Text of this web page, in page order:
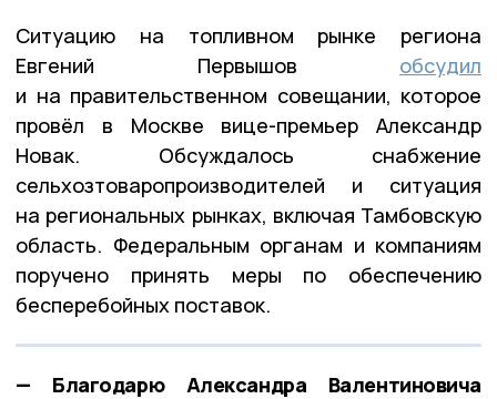
Ситуацию на топливном рынке региона
Евгений Первышов обсудил
и на правительственном совещании, которое
провёл в Москве вице-премьер Александр
Новак. Обсуждалось снабжение
сельхозтоваропроизводителей и ситуация
на региональных рынках, включая Тамбовскую
область. Федеральным органам и компаниям
поручено принять меры по обеспечению
бесперебойных поставок.
— Благодарю Александра Валентиновича